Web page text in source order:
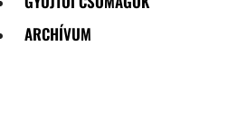
ARCHÍVUM